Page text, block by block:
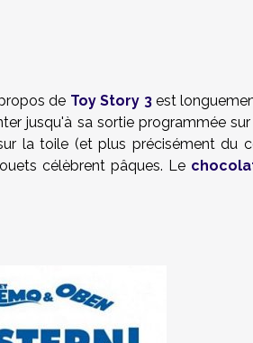
de Toy Story 3est
jusqu'à sa sortie programmée
la toile (et plus précisément du
célèbrent pâques. Le